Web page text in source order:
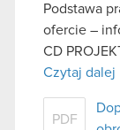
Podstawa
ofercie –
CD
Czytaj dalej
PDF